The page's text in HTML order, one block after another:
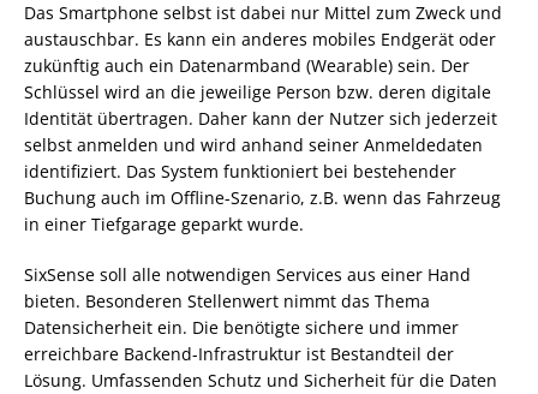
Das Smartphone selbst ist dabei nur Mittel zum Zweck und
austauschbar. Es kann ein anderes mobiles Endgerät oder
zukünftig auch ein Datenarmband (Wearable) sein. Der
Schlüssel wird an die jeweilige Person bzw. deren digitale
Identität übertragen. Daher kann der Nutzer sich jederzeit
selbst anmelden und wird anhand seiner Anmeldedaten
identifiziert. Das System funktioniert bei bestehender
Buchung auch im Offline-Szenario, z.B. wenn das Fahrzeug
in einer Tiefgarage geparkt wurde.
SixSense soll alle notwendigen Services aus einer Hand
bieten. Besonderen Stellenwert nimmt das Thema
Datensicherheit ein. Die benötigte sichere und immer
erreichbare Backend-Infrastruktur ist Bestandteil der
Lösung. Umfassenden Schutz und Sicherheit für die Daten